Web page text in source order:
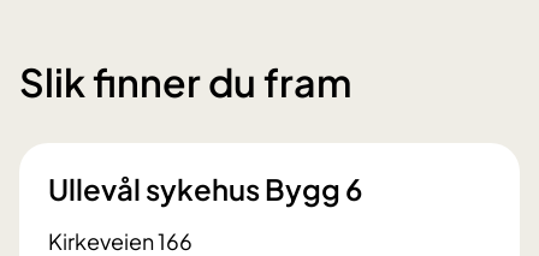
Slik finner du fram
Ullevål sykehus Bygg 6
Kirkeveien 166